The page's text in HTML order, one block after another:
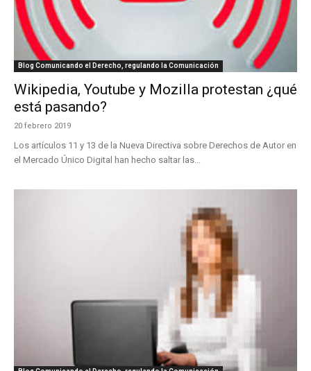
Blog Comunicando el Derecho, regulando la Comunicación
Wikipedia, Youtube y Mozilla protestan ¿qué
está pasando?
20 febrero 2019
Los artículos 11 y 13 de la Nueva Directiva sobre Derechos de Autor en
el Mercado Único Digital han hecho saltar las...